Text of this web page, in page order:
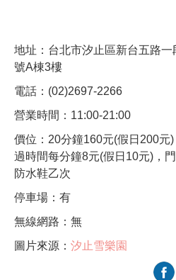
地址：台北市汐止區新台五路一
號A棟3樓
電話：(02)2697-2266
營業時間：11:00-21:00
價位：20分鐘160元(假日200元)
過時間每分鐘8元(假日10元)，
防水鞋乙次
停車場：有
無線網路：無
圖片來源：汐止雪樂園